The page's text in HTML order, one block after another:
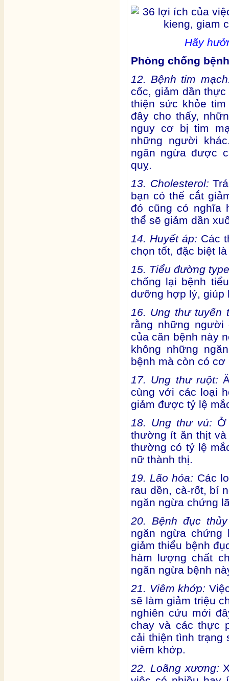
Hãy
Phòng chống
12. Bệnh tim
cốc, giảm dần
thiện sức khỏe
đây cho thấy,
nguy cơ bị tim
những người
ngăn ngừa được
quỵ.
13. Cholesterol:
bạn có thể cắt
đó cũng có nghĩa
thể sẽ giảm dần
14. Huyết áp: Các
chọn tốt, đặc biệt
15. Tiểu đường
chống lại bệnh
dưỡng hợp lý, giúp
16. Ung thư tuyến
rằng những
của căn bệnh này
không những
bệnh mà còn có
17. Ung thư ruột:
cùng với các loại
giảm được tỷ lệ
18. Ung thư vú:
thường ít ăn thịt
thường có tỷ lệ
nữ thành thị.
19. Lão hóa: Các
rau dền, cà-rốt, bí
ngăn ngừa chứng
20. Bệnh đục
ngăn ngừa chứng
giảm thiểu bệnh
hàm lượng chất
ngăn ngừa bệnh
21. Viêm khớp:
sẽ làm giảm triệu
nghiên cứu mới
chay và các thực
cải thiện tình trạng
viêm khớp.
22. Loãng xương: